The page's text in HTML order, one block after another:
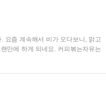
요즘 계속해서 비가 오다보니, 맑고
만에 하게 되네요. 커피볶는자유는
에 좋습니다. 사실 외곽에 있다보니
우니 쿠키도 보입니다. 제 아들이